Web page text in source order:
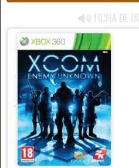
FICHA DE